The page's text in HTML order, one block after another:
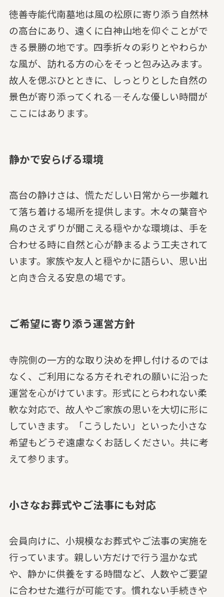
徳善寺能代南墓地は風の松原に寄り添う自然林
の高台にあり、遠くに白神山地を仰ぐことがで
きる景勝の地です。四季折々の彩りとやわらか
な風が、訪れる方の心をそっと包み込みます。
故人を偲ぶひとときに、しっとりとした自然の
景色が寄り添ってくれる—そんな優しい時間が
ここにはあります。
静かで安らげる環境
高台の静けさは、慌ただしい日常から一歩離れ
て落ち着ける場所を提供します。木々の葉音や
鳥のさえずりが聞こえる穏やかな環境は、手を
合わせる時に自然と心が静まるよう工夫されて
います。家族や友人と穏やかに語らい、思い出
と向き合える安息の場です。
ご希望に寄り添う運営方針
寺院側の一方的な取り決めを押し付けるのでは
なく、ご利用になる方それぞれの願いに沿った
運営を心がけています。形式にとらわれない柔
軟な対応で、故人やご家族の思いを大切に形に
していきます。「こうしたい」といった小さな
希望もどうぞ遠慮なくお話しください。共に考
えて参ります。
小さなお葬式やご法事にも対応
会員向けに、小規模なお葬式やご法事の実施を
行っています。親しい方だけで行う温かな式
や、静かに供養をする時間など、人数やご要望
に合わせた進行が可能です。慣れない手続きや